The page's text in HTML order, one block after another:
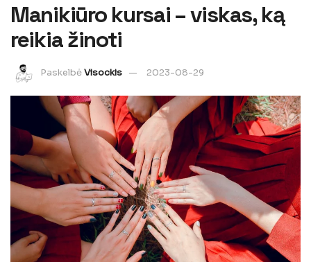
Manikiūro kursai – viskas, ką
reikia žinoti
PaskelbėVisockis 2023-08-29